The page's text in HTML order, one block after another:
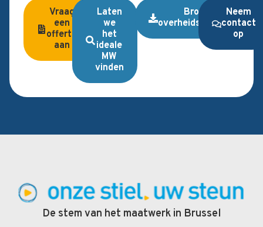
Vraag
een
offerte
aan
Laten
we
het
ideale
MW
vinden
Brochure
overheidsopdrachten
Neem
contact
op
De stem van het maatwerk in Brussel